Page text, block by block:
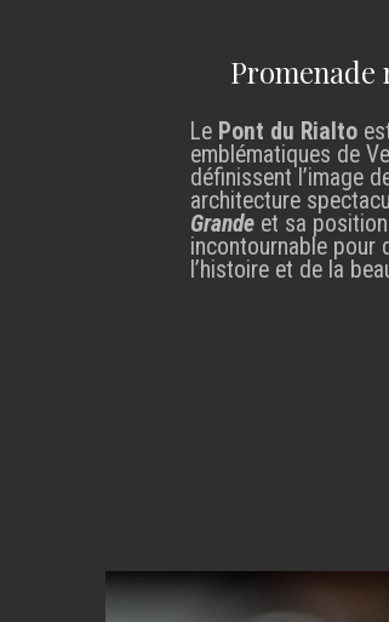
Le Pont du Rialto
emblématiques de
définissent l’image
architecture
Grande et sa
incontournable pour
l’histoire et de la